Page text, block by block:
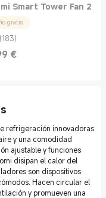
Smart Tower Fan 2
gratis
(183)
€
Price €79.99
refrigeración innovadoras
y una comodidad
ajustable y funciones
disipan el calor del
son dispositivos
Hacen circular el
y promueven una